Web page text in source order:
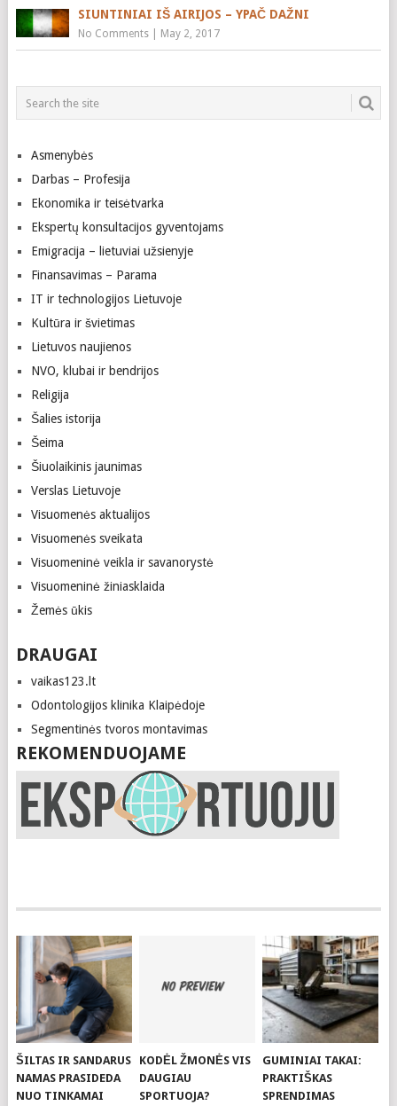
SIUNTINIAI IŠ AIRIJOS – YPAČ DAŽNI
No Comments| May 2, 2017
Asmenybės
Darbas – Profesija
Ekonomika ir teisėtvarka
Ekspertų konsultacijos gyventojams
Emigracija – lietuviai užsienyje
Finansavimas – Parama
IT ir technologijos Lietuvoje
Kultūra ir švietimas
Lietuvos naujienos
NVO, klubai ir bendrijos
Religija
Šalies istorija
Šeima
Šiuolaikinis jaunimas
Verslas Lietuvoje
Visuomenės aktualijos
Visuomenės sveikata
Visuomeninė veikla ir savanorystė
Visuomeninė žiniasklaida
Žemės ūkis
DRAUGAI
vaikas123.lt
Odontologijos klinika Klaipėdoje
Segmentinės tvoros montavimas
REKOMENDUOJAME
ŠILTAS IR SANDARUS
NAMAS PRASIDEDA
NUO TINKAMAI
KODĖL ŽMONĖS VIS
DAUGIAU
SPORTUOJA?
GUMINIAI TAKAI:
PRAKTIŠKAS
SPRENDIMAS